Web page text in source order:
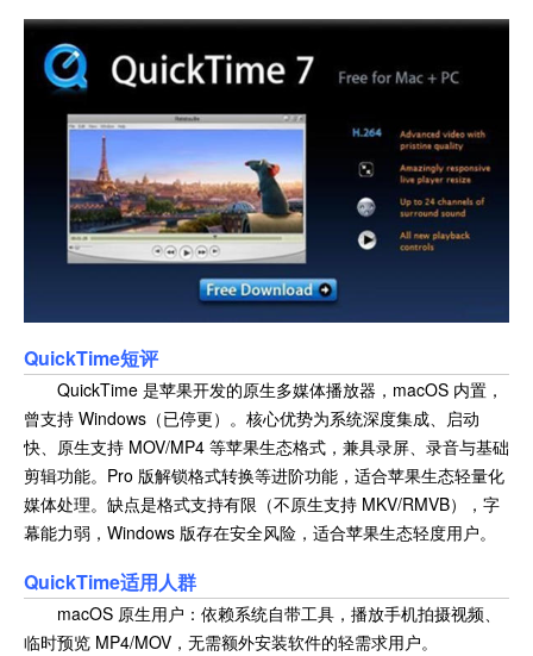
QuickTime短评
QuickTime 是苹果开发的原生多媒体播放器，macOS 内置，
曾支持 Windows（已停更）。核心优势为系统深度集成、启动
快、原生支持 MOV/MP4 等苹果生态格式，兼具录屏、录音与基础
剪辑功能。Pro 版解锁格式转换等进阶功能，适合苹果生态轻量化
媒体处理。缺点是格式支持有限（不原生支持 MKV/RMVB），字
幕能力弱，Windows 版存在安全风险，适合苹果生态轻度用户。
QuickTime适用人群
macOS 原生用户：依赖系统自带工具，播放手机拍摄视频、
临时预览 MP4/MOV，无需额外安装软件的轻需求用户。